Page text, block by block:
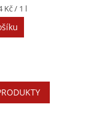
Kč / 1 l